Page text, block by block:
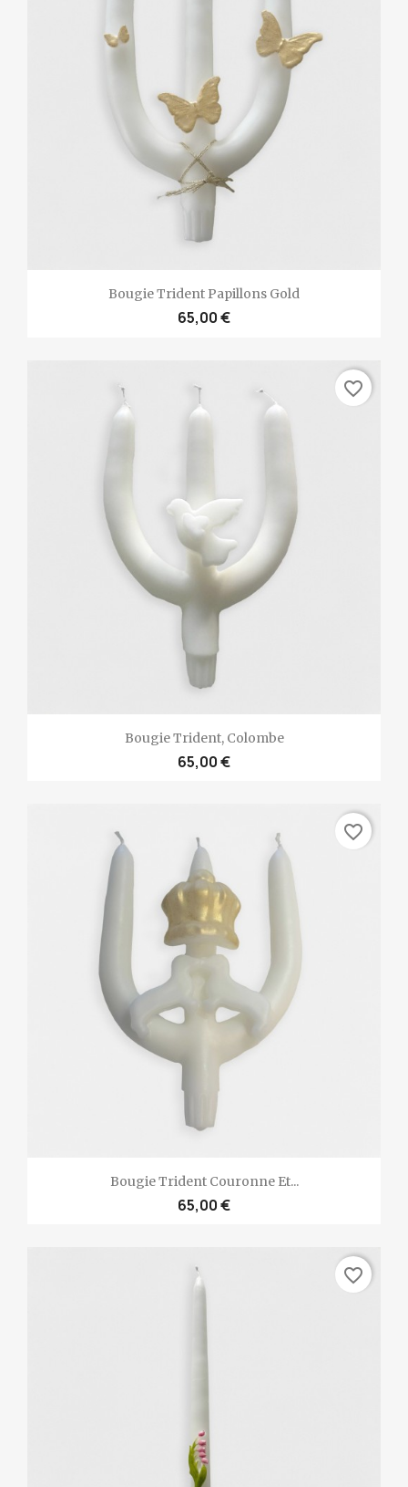
Bougie Trident Papillons Gold
65,00 €
Bougie Trident, Colombe
65,00 €
favorite_border
Bougie Trident Couronne Et...
65,00 €
favorite_border
favorite_border